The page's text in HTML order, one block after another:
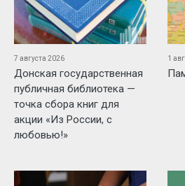
7 августа 2026
Донская государственная
публичная библиотека —
точка сбора книг для
акции «Из России, с
любовью!»
1